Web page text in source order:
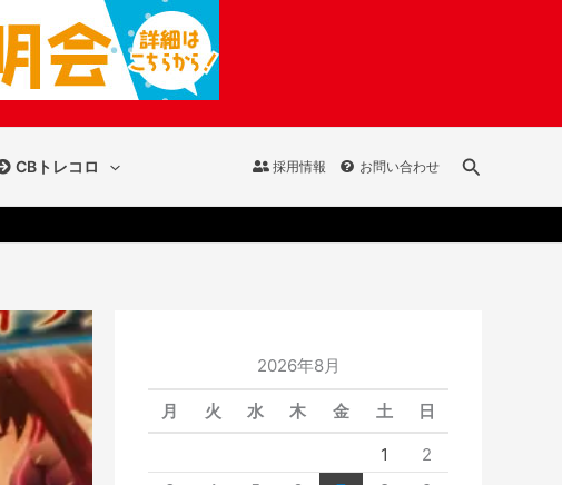
CBトレコロ 採用情報 お問い合わせ
検
2026年8月
月 火 水 木 金 土 日
1
2